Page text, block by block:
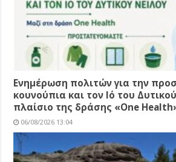
Ενημέρωση πολιτών για την
κουνούπια και τον Ιό του
πλαίσιο της δράσης «One
06/08/2026 13:04